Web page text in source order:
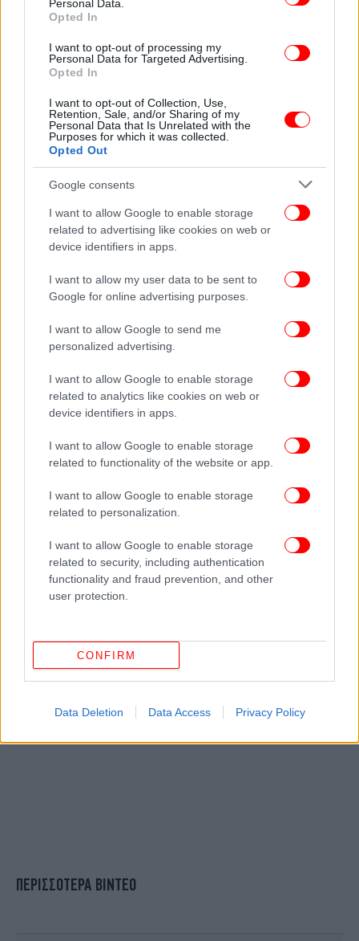
Personal Data.
Opted In
I want to opt-out of processing my
Personal Data for Targeted Advertising.
Opted In
I want to opt-out of Collection, Use,
Retention, Sale, and/or Sharing of my
Personal Data that Is Unrelated with the
Purposes for which it was collected.
Opted Out
Google consents
I want to allow Google to enable storage
related to advertising like cookies on web or
device identifiers in apps.
I want to allow my user data to be sent to
Google for online advertising purposes.
I want to allow Google to send me
personalized advertising.
I want to allow Google to enable storage
related to analytics like cookies on web or
device identifiers in apps.
I want to allow Google to enable storage
related to functionality of the website or app.
I want to allow Google to enable storage
related to personalization.
I want to allow Google to enable storage
related to security, including authentication
functionality and fraud prevention, and other
user protection.
CONFIRM
Data Deletion Data Access Privacy Policy
ΟΛΕΣ ΟΙ ΕΙΔΗΣΕΙΣ
Μαρουσάκης: Κακοκαιρία από την Πέμπτη, με βροχές,
καταιγίδες, αφρικανική σκόνη και πτώση θερμοκρασίας
Ουκρανία-Σχέδιο δολοφονίας Ζελένσκι: Ο «δικός» του
άνθρωπος, το πυραυλικό χτύπημα και τα drones-καμικάζι
Άγνωστοι άνοιξαν τρύπα και άδειασαν χρηματοκιβώτιο
[βίντεο]
ΠΕΡΙΣΣΟΤΕΡΑ ΒΙΝΤΕΟ